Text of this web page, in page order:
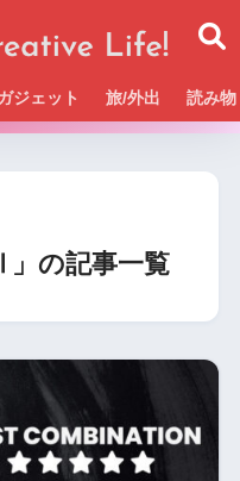
ジェット 旅/外出 読み物
とめはこちら
」の記事一覧